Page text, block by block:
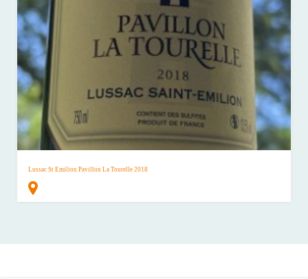
Lussac St Emilion Pavillon La Tourelle 2018